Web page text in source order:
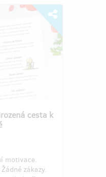
cesta k
motivace.
zákazy.